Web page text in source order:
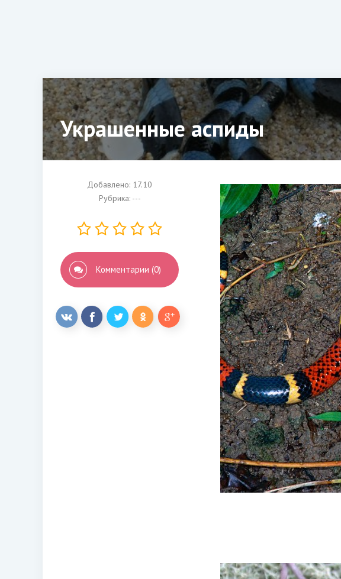
Украшенные аспиды
Добавлено: 17.10
Рубрика: ---
Комментарии (0)